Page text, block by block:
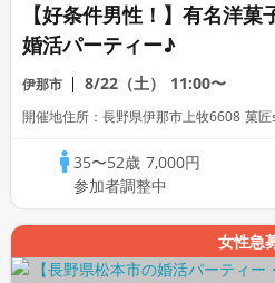
【好条件男性！】有名洋菓
婚活パーティー♪
伊那市 8/22（土） 11:00〜
開催地住所：長野県伊那市上牧6608 菓
35〜52歳 7,000円
参加者調整中
女性急